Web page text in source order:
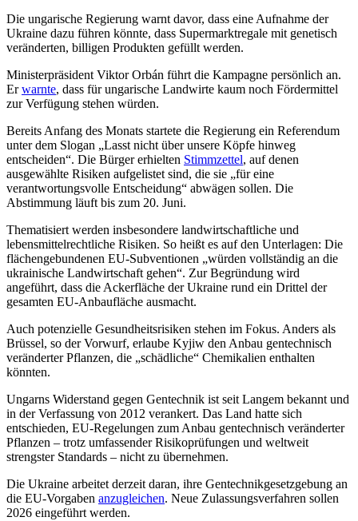
Die ungarische Regierung warnt davor, dass eine Aufnahme der
Ukraine dazu führen könnte, dass Supermarktregale mit genetisch
veränderten, billigen Produkten gefüllt werden.
Ministerpräsident Viktor Orbán führt die Kampagne persönlich an.
Erwarnte, dass für ungarische Landwirte kaum noch Fördermittel
zur Verfügung stehen würden.
Bereits Anfang des Monats startete die Regierung ein Referendum
unter dem Slogan „Lasst nicht über unsere Köpfe hinweg
entscheiden“. Die Bürger erhielten Stimmzettel, auf denen
ausgewählte Risiken aufgelistet sind, die sie „für eine
verantwortungsvolle Entscheidung“ abwägen sollen. Die
Abstimmung läuft bis zum 20. Juni.
Thematisiert werden insbesondere landwirtschaftliche und
lebensmittelrechtliche Risiken. So heißt es auf den Unterlagen: Die
flächengebundenen EU-Subventionen „würden vollständig an die
ukrainische Landwirtschaft gehen“. Zur Begründung wird
angeführt, dass die Ackerfläche der Ukraine rund ein Drittel der
gesamten EU-Anbaufläche ausmacht.
Auch potenzielle Gesundheitsrisiken stehen im Fokus. Anders als
Brüssel, so der Vorwurf, erlaube Kyjiw den Anbau gentechnisch
veränderter Pflanzen, die „schädliche“ Chemikalien enthalten
könnten.
Ungarns Widerstand gegen Gentechnik ist seit Langem bekannt und
in der Verfassung von 2012 verankert. Das Land hatte sich
entschieden, EU-Regelungen zum Anbau gentechnisch veränderter
Pflanzen – trotz umfassender Risikoprüfungen und weltweit
strengster Standards – nicht zu übernehmen.
Die Ukraine arbeitet derzeit daran, ihre Gentechnikgesetzgebung an
die EU-Vorgaben anzugleichen. Neue Zulassungsverfahren sollen
2026 eingeführt werden.